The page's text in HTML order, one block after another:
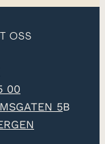
OSS
00
5B